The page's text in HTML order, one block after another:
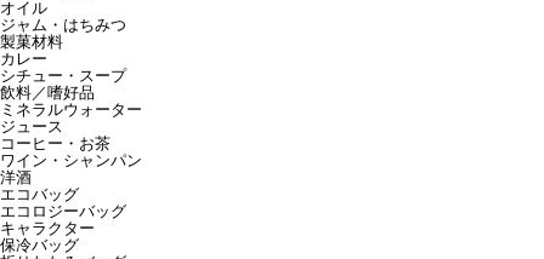
オイル
ジャム・はちみつ
製菓材料
カレー
シチュー・スープ
飲料／嗜好品
ミネラルウォーター
ジュース
コーヒー・お茶
ワイン・シャンパン
洋酒
エコバッグ
エコロジーバッグ
キャラクター
保冷バッグ